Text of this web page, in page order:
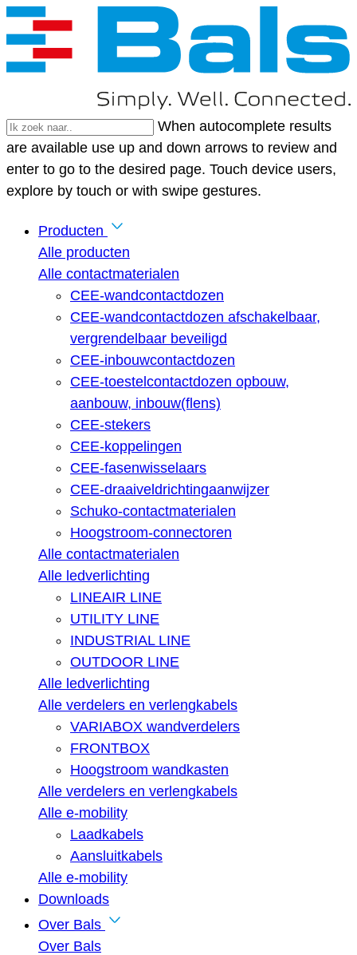
When autocomplete results
are available use up and down arrows to review and
enter to go to the desired page. Touch device users,
explore by touch or with swipe gestures.
Producten
Alle producten
Alle contactmaterialen
CEE-wandcontactdozen
CEE-wandcontactdozen afschakelbaar,
vergrendelbaar beveiligd
CEE-inbouwcontactdozen
CEE-toestelcontactdozen opbouw,
aanbouw, inbouw(flens)
CEE-stekers
CEE-koppelingen
CEE-fasenwisselaars
CEE-draaiveldrichtingaanwijzer
Schuko-contactmaterialen
Hoogstroom-connectoren
Alle contactmaterialen
Alle ledverlichting
LINEAIR LINE
UTILITY LINE
INDUSTRIAL LINE
OUTDOOR LINE
Alle ledverlichting
Alle verdelers en verlengkabels
VARIABOX wandverdelers
FRONTBOX
Hoogstroom wandkasten
Alle verdelers en verlengkabels
Alle e-mobility
Laadkabels
Aansluitkabels
Alle e-mobility
Downloads
Over Bals
Over Bals